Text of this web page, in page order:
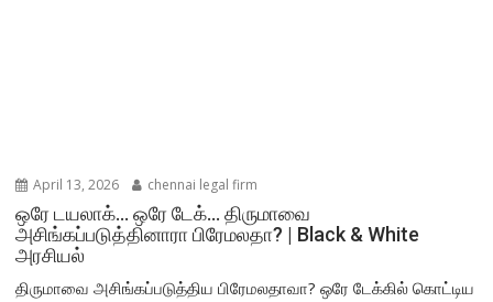
April 13, 2026 chennai legal firm
ஒரே டயலாக்… ஒரே டேக்… திருமாவை
அசிங்கப்படுத்தினாரா பிரேமலதா? | Black & White
அரசியல்
திருமாவை அசிங்கப்படுத்திய பிரேமலதாவா? ஒரே டேக்கில் கொட்டிய